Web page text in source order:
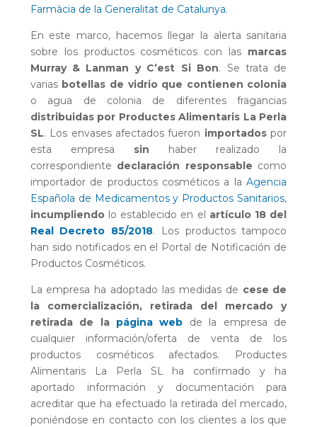
Farmàcia de la Generalitat de Catalunya.
En este marco, hacemos llegar la alerta sanitaria
sobre los productos cosméticos con las marcas
Murray & Lanman y C’est Si Bon. Se trata de
varias botellas de vidrio que contienen colonia
o agua de colonia de diferentes fragancias
distribuidas por Productes Alimentaris La Perla
SL. Los envases afectados fueron importadospor
esta empresa sin haber realizado la
correspondiente declaración responsable como
importador de productos cosméticos a laAgencia
Española de Medicamentos y Productos Sanitarios,
incumpliendolo establecido en el artículo 18 del
Real Decreto 85/2018. Los productos tampoco
han sido notificados en el Portal de Notificación de
Productos Cosméticos.
La empresa ha adoptado las medidas de cese de
la comercialización, retirada del mercado y
retirada de la página web de la empresa de
cualquier información/oferta de venta de los
productos cosméticos afectados. Productes
Alimentaris La Perla SL ha confirmado y ha
aportado información y documentación para
acreditar que ha efectuado la retirada del mercado,
poniéndose en contacto con los clientes a los que